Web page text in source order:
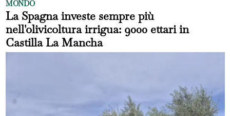
MONDO
La Spagna investe sempre più
nell'olivicoltura irrigua: 9000 ettari in
Castilla La Mancha